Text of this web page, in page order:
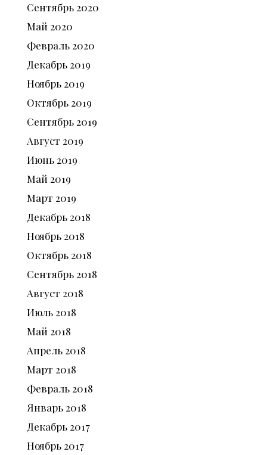
Сентябрь 2020
Май 2020
Февраль 2020
Декабрь 2019
Ноябрь 2019
Октябрь 2019
Сентябрь 2019
Август 2019
Июнь 2019
Май 2019
Март 2019
Декабрь 2018
Ноябрь 2018
Октябрь 2018
Сентябрь 2018
Август 2018
Июль 2018
Май 2018
Апрель 2018
Март 2018
Февраль 2018
Январь 2018
Декабрь 2017
Ноябрь 2017